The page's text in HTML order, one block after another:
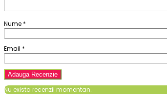
Nume *
Email *
Nu exista recenzii momentan.